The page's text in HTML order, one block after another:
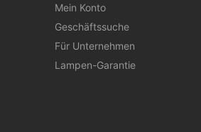
Mein Konto
Geschäftssuche
Für Unternehmen
Lampen-Garantie